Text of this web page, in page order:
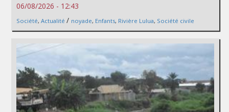
06/08/2026 - 12:43
Société, Actualité / noyade, Enfants, Rivière Lulua, Société civile